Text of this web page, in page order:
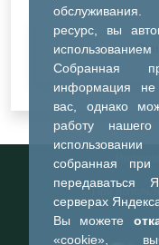
обслуживания.
ресурс, вы
Собранная
информация не
вас, однако
работу
собранная
передаваться
серверах
Вы можете
«cookie»,
При